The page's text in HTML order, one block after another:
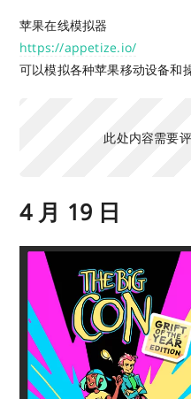
苹果在线模拟器
https://appetize.io/
可以模拟各种苹果移动设备和
此处内容需要
4 月 19 日